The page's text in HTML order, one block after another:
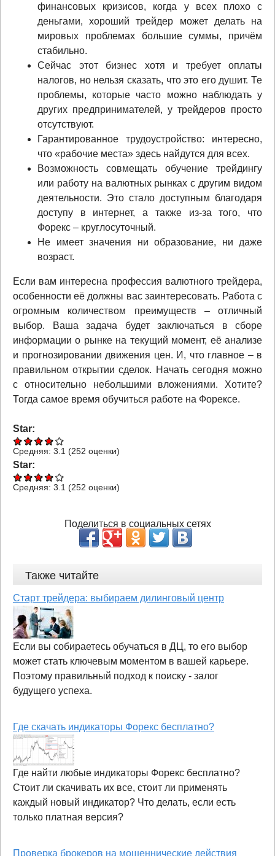
финансовых кризисов, когда у всех плохо с
деньгами, хороший трейдер может делать на
мировых проблемах большие суммы, причём
стабильно.
Сейчас этот бизнес хотя и требует оплаты
налогов, но нельзя сказать, что это его душит. Те
проблемы, которые часто можно наблюдать у
других предпринимателей, у трейдеров просто
отсутствуют.
Гарантированное трудоустройство: интересно,
что «рабочие места» здесь найдутся для всех.
Возможность совмещать обучение трейдингу
или работу на валютных рынках с другим видом
деятельности. Это стало доступным благодаря
доступу в интернет, а также из-за того, что
Форекс – круглосуточный.
Не имеет значения ни образование, ни даже
возраст.
Если вам интересна профессия валютного трейдера,
особенности её должны вас заинтересовать. Работа с
огромным количеством преимуществ – отличный
выбор. Ваша задача будет заключаться в сборе
информации о рынке на текущий момент, её анализе
и прогнозировании движения цен. И, что главное – в
правильном открытии сделок. Начать сегодня можно
с относительно небольшими вложениями. Хотите?
Тогда самое время обучиться работе на Форексе.
Star:
Средняя: 3.1 (252 оценки)
Star:
Средняя: 3.1 (252 оценки)
Поделиться в социальных сетях
Также читайте
Старт трейдера: выбираем дилинговый центр
Если вы собираетесь обучаться в ДЦ, то его выбор
может стать ключевым моментом в вашей карьере.
Поэтому правильный подход к поиску - залог
будущего успеха.
Где скачать индикаторы Форекс бесплатно?
Где найти любые индикаторы Форекс бесплатно?
Стоит ли скачивать их все, стоит ли применять
каждый новый индикатор? Что делать, если есть
только платная версия?
Проверка брокеров на мошеннические действия